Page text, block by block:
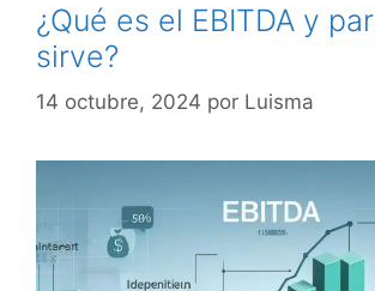
¿Qué es el EBITDA y
sirve?
14 octubre, 2024 por Luisma